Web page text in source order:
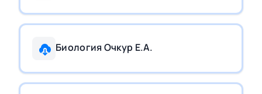
Биология Очкур Е.А.